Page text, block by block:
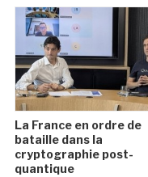
La France en ordre de
bataille dans la
cryptographie post-
quantique